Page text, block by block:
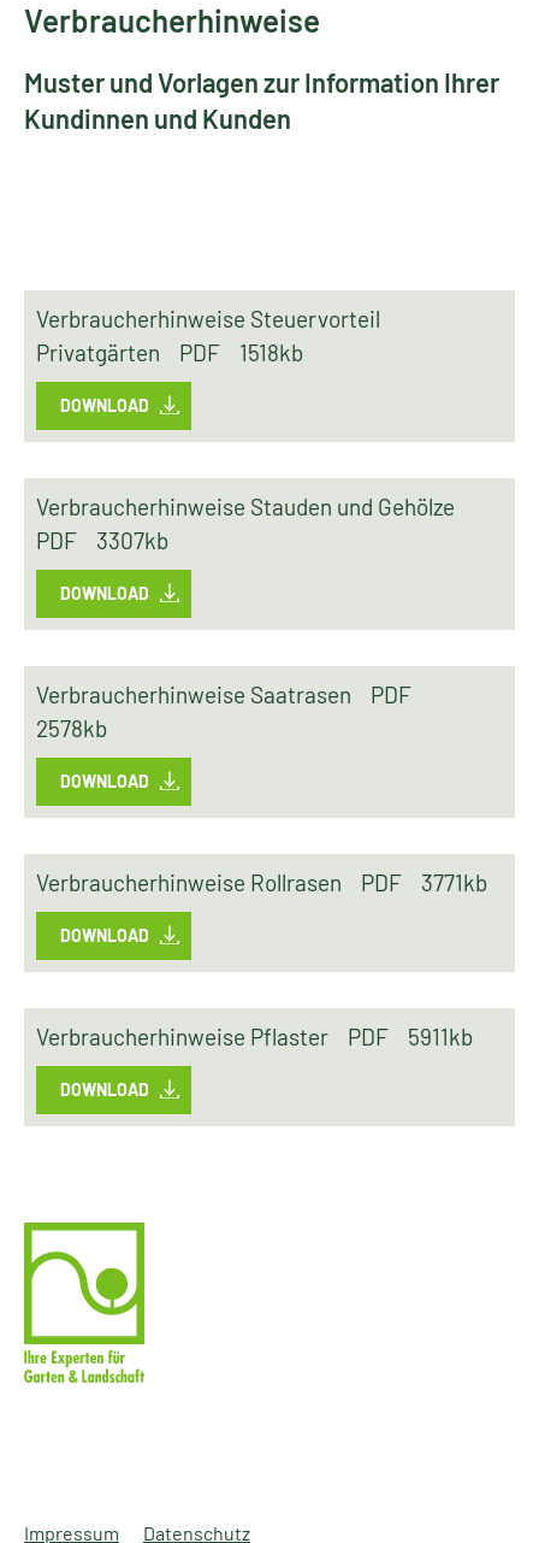
Verbraucherhinweise
Muster und Vorlagen zur Information Ihrer
Kundinnen und Kunden
Verbraucherhinweise Steuervorteil
Privatgärten PDF 1518kb
DOWNLOAD
Verbraucherhinweise Stauden und Gehölze
PDF
3307kb
DOWNLOAD
Verbraucherhinweise Saatrasen PDF
2578kb
DOWNLOAD
Verbraucherhinweise Rollrasen PDF 3771kb
DOWNLOAD
Verbraucherhinweise Pflaster PDF 5911kb
DOWNLOAD
Impressum Datenschutz